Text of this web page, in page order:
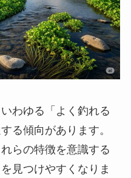
わゆる「よく釣れる
る傾向があります。
らの特徴を意識する
見つけやすくなりま